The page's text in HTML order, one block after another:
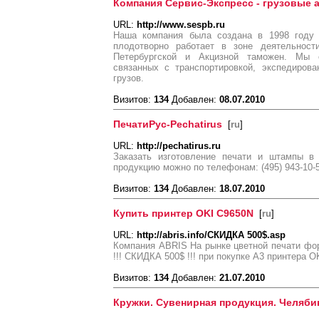
Компания Сервис-Экспресс - грузовые
URL: http://www.sespb.ru
Наша компания была создана в 1998
плодотворно работает в зоне
Петербургской и Акцизной таможен. Мы
связанных с транспортировкой,
грузов.
Визитов: 134Добавлен: 08.07.2010
ПечатиРус-Pechatirus [ru]
URL: http://pechatirus.ru
Заказать изготовление печати и штампы
продукцию можно по телефонам: (495) 943-10-
Визитов: 134Добавлен: 18.07.2010
Купить принтер OKI C9650N [ru]
URL: http://abris.info/СКИДКА 500$.asp
Компания ABRIS На рынке цветной печати
!!! CКИДКА 500$ !!! при покупке A3 принтера
Визитов: 134Добавлен: 21.07.2010
Кружки. Сувенирная продукция.